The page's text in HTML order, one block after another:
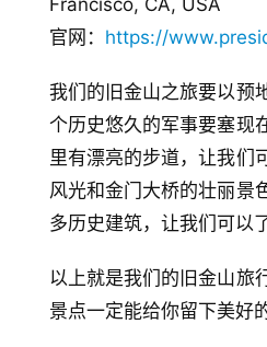
官网： https://
我们的旧金山之旅要以预
个历史悠久的军事要塞现
里有漂亮的步道，让我们
风光和金门大桥的壮丽景
多历史建筑，让我们可以
以上就是我们的旧金山旅
景点一定能给你留下美好